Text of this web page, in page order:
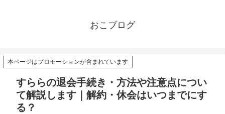
おこブログ
本ページはプロモーションが含まれています
すららの退会手続き・方法や注意点につい
て解説します｜解約・休会はいつまでにす
る？